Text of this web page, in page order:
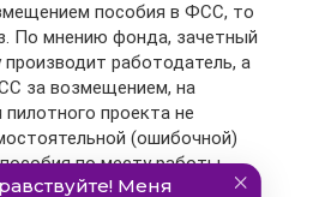
пособия в ФСС, то
По мнению фонда, зачетный
работодатель, а
за возмещением, на
проекта не
(ошибочной)
по месту работы
ФСС не вправе возместить